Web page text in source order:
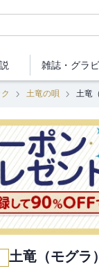
雑誌・ グラ
土竜の唄 土竜
土竜（モグラ